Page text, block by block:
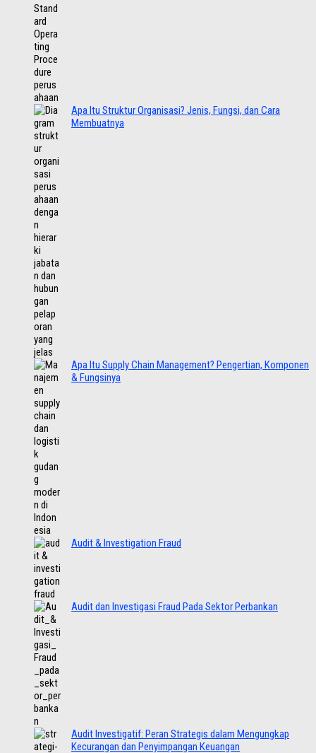
Apa Itu Struktur Organisasi? Jenis, Fungsi, dan Cara
Membuatnya
Apa Itu Supply Chain Management? Pengertian, Komponen
& Fungsinya
Audit & Investigation Fraud
Audit dan Investigasi Fraud Pada Sektor Perbankan
Audit Investigatif: Peran Strategis dalam Mengungkap
Kecurangan dan Penyimpangan Keuangan